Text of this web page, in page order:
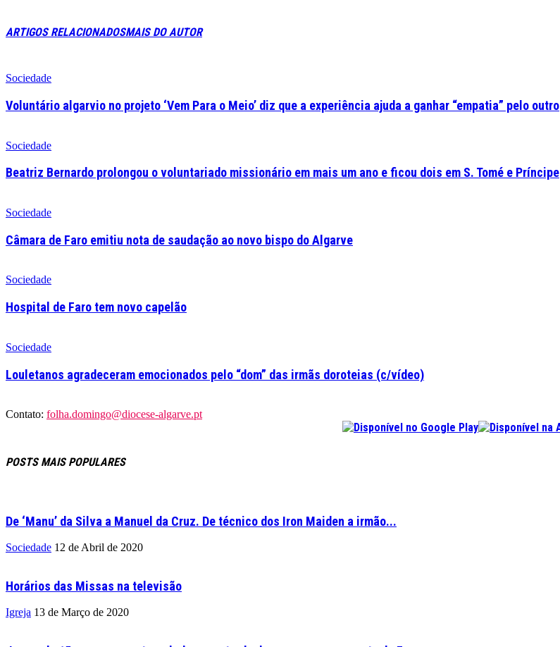
ARTIGOS RELACIONADOSMAIS DO AUTOR
Sociedade
Voluntário algarvio no projeto ‘Vem Para o Meio’ diz que a experiência ajuda a ganhar “empatia” pelo outro
Sociedade
Beatriz Bernardo prolongou o voluntariado missionário em mais um ano e ficou dois em S. Tomé e Príncipe
Sociedade
Câmara de Faro emitiu nota de saudação ao novo bispo do Algarve
Sociedade
Hospital de Faro tem novo capelão
Sociedade
Louletanos agradeceram emocionados pelo “dom” das irmãs doroteias (c/vídeo)
Contato: folha.domingo@diocese-algarve.pt
POSTS MAIS POPULARES
De ‘Manu’ da Silva a Manuel da Cruz. De técnico dos Iron Maiden a irmão...
Sociedade 12 de Abril de 2020
Horários das Missas na televisão
Igreja 13 de Março de 2020